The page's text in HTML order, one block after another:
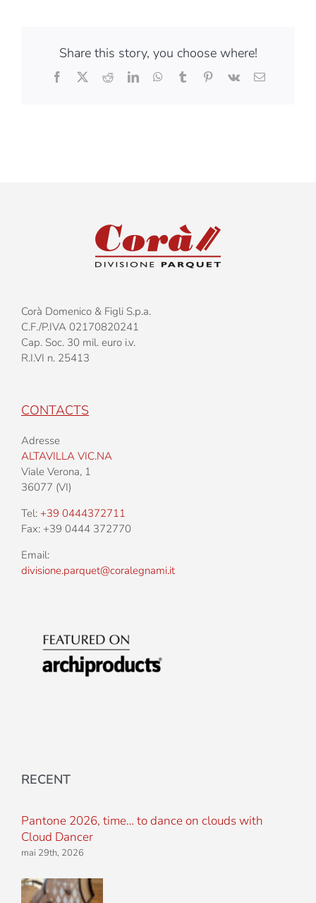
Share this story, you choose where!
Facebook
X RedditLinkedInWhatsApp
TumblrPinterest
Vk Email
Corà Domenico & Figli S.p.a.
C.F./P.IVA 02170820241
Cap. Soc. 30 mil. euro i.v.
R.I.VI n. 25413
CONTACTS
Adresse
ALTAVILLA VIC.NA
Viale Verona, 1
36077 (VI)
Tel: +39 0444372711
Fax: +39 0444 372770
Email:
divisione.parquet@coralegnami.it
RECENT
Pantone 2026, time… to dance on clouds with
Cloud Dancer
mai 29th, 2026